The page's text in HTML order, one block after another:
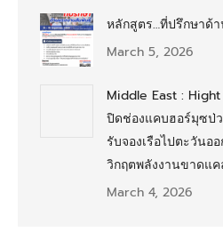
หลักสูตร…ที่ปรึกษาด้
March 5, 2026
Middle East :
ปิดช่องแคบฮอร์มุซป่
รับจองเรือไปตะวันอ
วิกฤตพลังงานขาดแ
March 4, 2026